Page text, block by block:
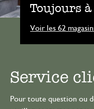
Toujours
Voir les 62
Service
Pour toute question ou